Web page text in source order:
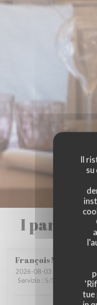
Il
su
tue
I pareri
FrançoisM
2026-08-03 - 20:00 -
Servizio : 5/5 Atmosfera:5